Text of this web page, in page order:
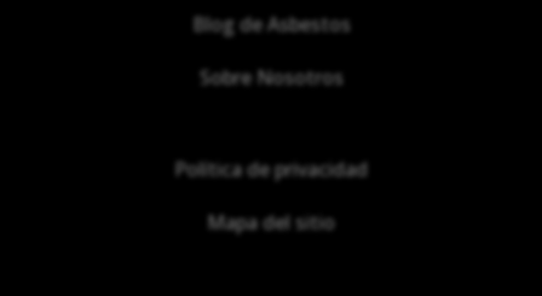
Blog de Asbestos
Sobre Nosotros
Política de privacidad
Mapa del sitio